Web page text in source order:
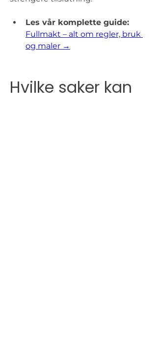
Les vår komplette guide:
Fullmakt – alt om regler, bruk
og maler →
Hvilke saker kan